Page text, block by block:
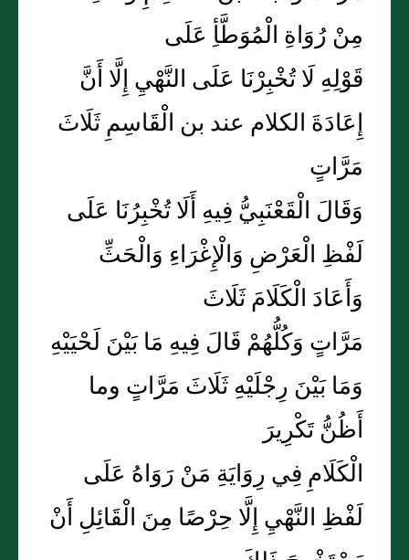
مِنْ رُوَاةِ الْمُوَطَّأِ عَلَى
قَوْلِهِ لَا تُخْبِرْنَا عَلَى النَّهْيِ إِلَّا أَنَّ
إِعَادَةَ الكلام عند بن الْقَاسِمِ ثَلَاثَ
مَرَّاتٍ
وَقَالَ الْقَعْنَبِيُّ فِيهِ أَلَا تُخْبِرُنَا عَلَى
لَفْظِ الْعَرْضِ وَالْإِغْرَاءِ وَالْحَثِّ
وَأَعَادَ الْكَلَامَ ثَلَاثَ
مَرَّاتٍ وَكُلُّهُمْ قَالَ فِيهِ مَا بَيْنَ لَحْيَيْهِ
وَمَا بَيْنَ رِجْلَيْهِ ثَلَاثَ مَرَّاتٍ وما
أَظُنُّ تَكْرِيرَ
الْكَلَامِ فِي رِوَايَةِ مَنْ رَوَاهُ عَلَى
لَفْظِ النَّهْيِ إِلَّا حِرْصًا مِنَ الْقَائِلِ أَنْ